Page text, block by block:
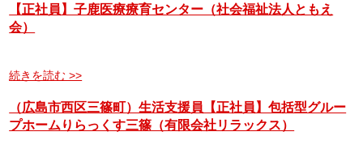
【正社員】子鹿医療療育センター（社会福祉法人ともえ
会）
続きを読む >>
（広島市西区三篠町）生活支援員【正社員】包括型グルー
プホームりらっくす三篠（有限会社リラックス）